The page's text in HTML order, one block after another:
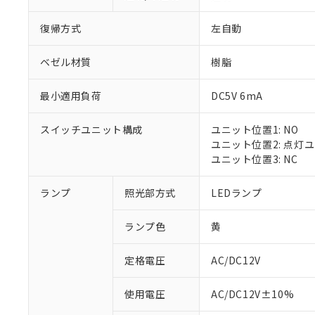
復帰方式 左自動
ベゼル材質 樹脂
最小適用負荷 DC5V 6mA
スイッチユニット構成
ユニット位置1: NO
ユニット位置2: 点灯
ユニット位置3: NC
ランプ 照光部方式 LEDランプ
ランプ色 黄
定格電圧 AC/DC12V
使用電圧 AC/DC12V±10%
※1 対応状況